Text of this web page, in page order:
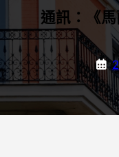
通訊：《